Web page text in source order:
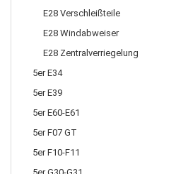
E28 Verschleißteile
E28 Windabweiser
E28 Zentralverriegelung
5er E34
5er E39
5er E60-E61
5er F07 GT
5er F10-F11